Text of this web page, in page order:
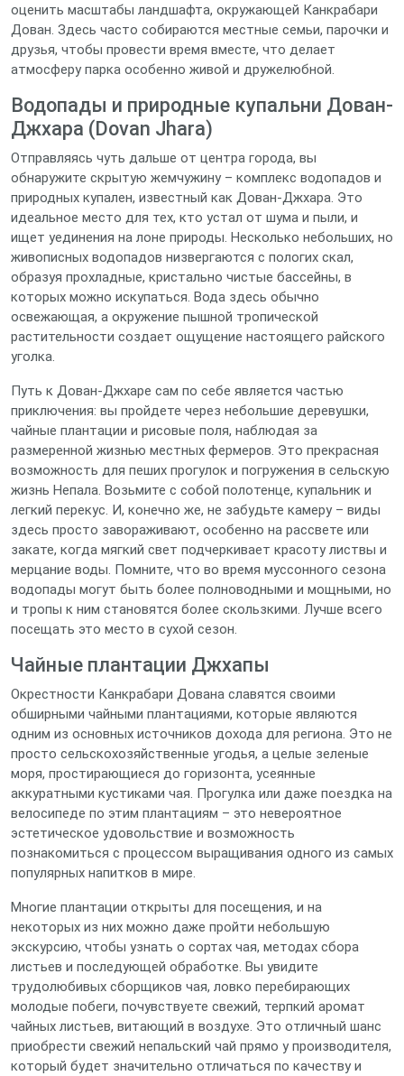
оценить масштабы ландшафта, окружающей Канкрабари
Дован. Здесь часто собираются местные семьи, парочки и
друзья, чтобы провести время вместе, что делает
атмосферу парка особенно живой и дружелюбной.
Водопады и природные купальни Дован-
Джхара (Dovan Jhara)
Отправляясь чуть дальше от центра города, вы
обнаружите скрытую жемчужину – комплекс водопадов и
природных купален, известный как Дован-Джхара. Это
идеальное место для тех, кто устал от шума и пыли, и
ищет уединения на лоне природы. Несколько небольших, но
живописных водопадов низвергаются с пологих скал,
образуя прохладные, кристально чистые бассейны, в
которых можно искупаться. Вода здесь обычно
освежающая, а окружение пышной тропической
растительности создает ощущение настоящего райского
уголка.
Путь к Дован-Джхаре сам по себе является частью
приключения: вы пройдете через небольшие деревушки,
чайные плантации и рисовые поля, наблюдая за
размеренной жизнью местных фермеров. Это прекрасная
возможность для пеших прогулок и погружения в сельскую
жизнь Непала. Возьмите с собой полотенце, купальник и
легкий перекус. И, конечно же, не забудьте камеру – виды
здесь просто завораживают, особенно на рассвете или
закате, когда мягкий свет подчеркивает красоту листвы и
мерцание воды. Помните, что во время муссонного сезона
водопады могут быть более полноводными и мощными, но
и тропы к ним становятся более скользкими. Лучше всего
посещать это место в сухой сезон.
Чайные плантации Джхапы
Окрестности Канкрабари Дована славятся своими
обширными чайными плантациями, которые являются
одним из основных источников дохода для региона. Это не
просто сельскохозяйственные угодья, а целые зеленые
моря, простирающиеся до горизонта, усеянные
аккуратными кустиками чая. Прогулка или даже поездка на
велосипеде по этим плантациям – это невероятное
эстетическое удовольствие и возможность
познакомиться с процессом выращивания одного из самых
популярных напитков в мире.
Многие плантации открыты для посещения, и на
некоторых из них можно даже пройти небольшую
экскурсию, чтобы узнать о сортах чая, методах сбора
листьев и последующей обработке. Вы увидите
трудолюбивых сборщиков чая, ловко перебирающих
молодые побеги, почувствуете свежий, терпкий аромат
чайных листьев, витающий в воздухе. Это отличный шанс
приобрести свежий непальский чай прямо у производителя,
который будет значительно отличаться по качеству и